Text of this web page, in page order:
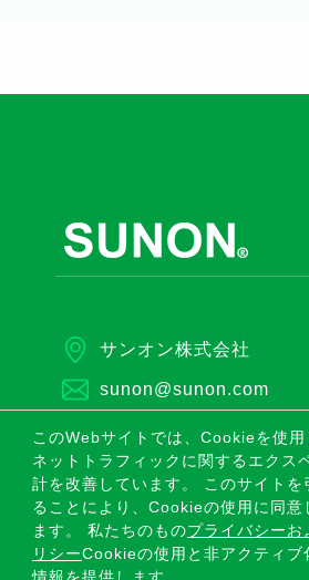
サンオン株式会社
sunon@sunon.com
COPYRIGHT ©2026
MACHINE INDUSTRY CO., LTD.
RESERVED.
|プライバシーポリシー|サイト
このWebサイトでは、Cookieを使用
ネットトラフィックに関するエクス
計を改善しています。 このサイトを
ることにより、Cookieの使用に同意
ます。 私たちのものプライバシー
リシーCookieの使用と非アクティブ